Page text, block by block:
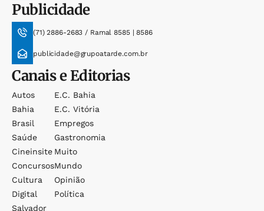
Publicidade
(71) 2886-2683 / Ramal 8585 | 8586
publicidade@grupoatarde.com.br
Canais e Editorias
Autos
Bahia
Brasil
Saúde
Cineinsite
Concursos
Cultura
Digital
Salvador
E.c. Bahia
E.c. Vitória
Empregos
Gastronomia
Muito
Mundo
Opinião
Política